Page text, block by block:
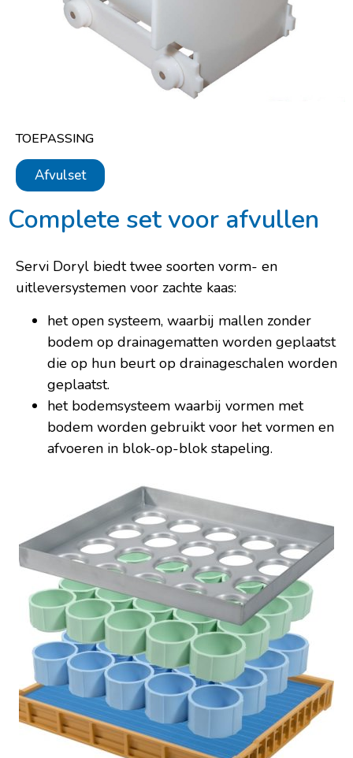
TOEPASSING
Afvulset
Complete set voor afvullen
Servi Doryl biedt twee soorten vorm- en
uitleversystemen voor zachte kaas:
het open systeem, waarbij mallen zonder
bodem op drainagematten worden geplaatst
die op hun beurt op drainageschalen worden
geplaatst.
het bodemsysteem waarbij vormen met
bodem worden gebruikt voor het vormen en
afvoeren in blok-op-blok stapeling.